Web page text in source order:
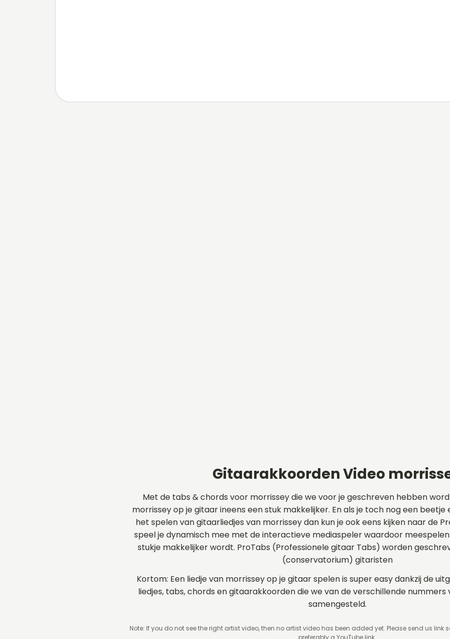
Gitaarakkoorden Video
Met de tabs & chords voor morrissey die we voor je geschreven hebben
morrissey op je gitaar ineens een stuk makkelijker. En als je toch nog een
het spelen van gitaarliedjes van morrissey dan kun je ook eens kijken naar de
speel je dynamisch mee met de interactieve mediaspeler waardoor
stukje makkelijker wordt. ProTabs (Professionele gitaar Tabs) worden
(conservatorium) gitaristen
Kortom: Een liedje van morrissey op je gitaar spelen is super easy dankzij de
liedjes, tabs, chords en gitaarakkoorden die we van de verschillende
samengesteld.
Note: If you do not see the right artist video, then no artist video has been added yet. Please send us link
preferably a YouTube link.